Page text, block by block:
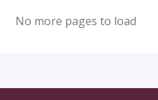
No more pages to load